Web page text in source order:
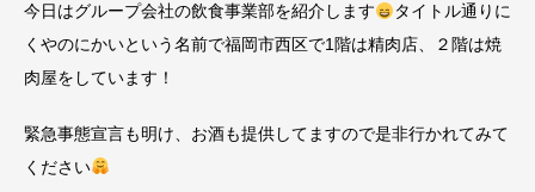
今日はグループ会社の飲食事業部を紹介します
タイトル通りに
くやのにかいという名前で福岡市西区で1階は精肉店、２階は焼
肉屋をしています！
緊急事態宣言も明け、お酒も提供してますので是非行かれてみて
ください